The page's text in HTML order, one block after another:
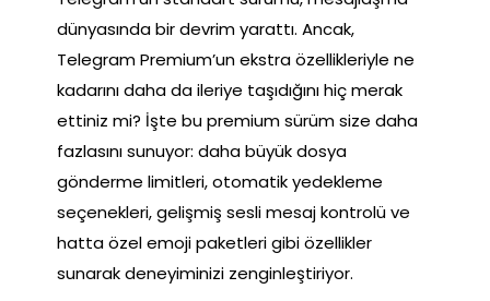
dünyasında bir devrim yarattı. Ancak,
Telegram Premium’un ekstra özellikleriyle ne
kadarını daha da ileriye taşıdığını hiç merak
ettiniz mi? İşte bu premium sürüm size daha
fazlasını sunuyor: daha büyük dosya
gönderme limitleri, otomatik yedekleme
seçenekleri, gelişmiş sesli mesaj kontrolü ve
hatta özel emoji paketleri gibi özellikler
sunarak deneyiminizi zenginleştiriyor.